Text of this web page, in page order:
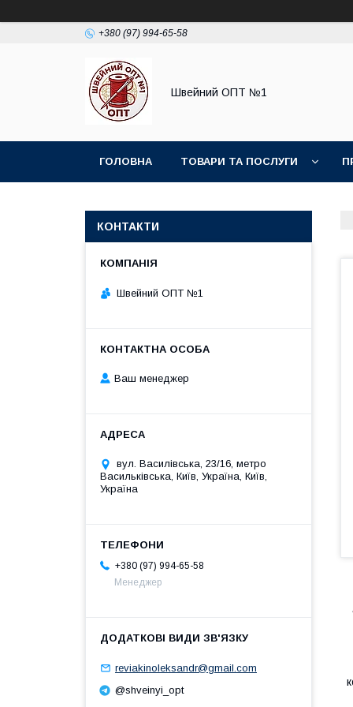
+380 (97) 994-65-58
Швейний ОПТ №1
ГОЛОВНА ТОВАРИ ТА ПОСЛУГИ
КОНТАКТИ
Швейний ОПТ №1
Ваш менеджер
вул. Василівська, 23/16, метро
Васильківська, Київ, Україна, Київ,
Україна
+380 (97) 994-65-58
Менеджер
reviakinoleksandr@gmail.com
@shveinyi_opt